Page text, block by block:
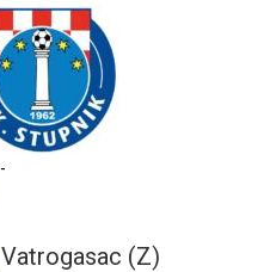
-
Vatrogasac (Z)